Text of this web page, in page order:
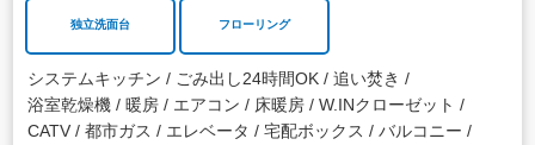
独立洗面台 フローリング
システムキッチン ごみ出し24時間OK
追い焚き
浴室乾燥機
暖房 エアコン 床暖房
W.INクローゼット
CATV
都市ガス エレベータ 宅配ボックス
バルコニー